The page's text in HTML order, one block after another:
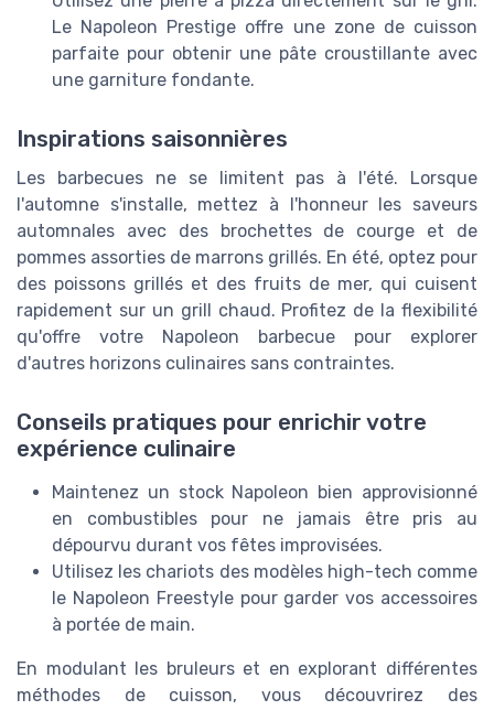
Le Napoleon Prestige offre une zone de cuisson
parfaite pour obtenir une pâte croustillante avec
une garniture fondante.
Inspirations saisonnières
Les barbecues ne se limitent pas à l'été. Lorsque
l'automne s'installe, mettez à l'honneur les saveurs
automnales avec des brochettes de courge et de
pommes assorties de marrons grillés. En été, optez pour
des poissons grillés et des fruits de mer, qui cuisent
rapidement sur un grill chaud. Profitez de la flexibilité
qu'offre votre Napoleon barbecue pour explorer
d'autres horizons culinaires sans contraintes.
Conseils pratiques pour enrichir votre
expérience culinaire
Maintenez un stock Napoleon bien approvisionné
en combustibles pour ne jamais être pris au
dépourvu durant vos fêtes improvisées.
Utilisez les chariots des modèles high-tech comme
le Napoleon Freestyle pour garder vos accessoires
à portée de main.
En modulant les bruleurs et en explorant différentes
méthodes de cuisson, vous découvrirez des